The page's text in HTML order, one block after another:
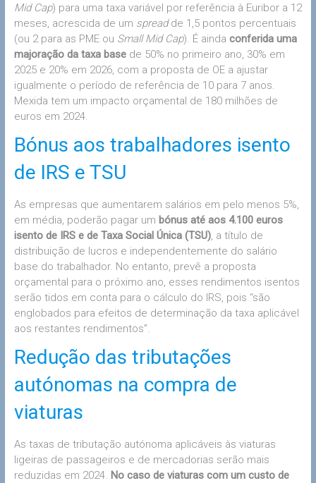
Mid Cap) para uma taxa variável por referência à Euribor a 12
meses, acrescida de um spreadde 1,5 pontos percentuais
(ou 2 para as PME ou Small Mid Cap). É ainda conferida uma
majoração da taxa basede 50% no primeiro ano, 30% em
2025 e 20% em 2026, com a proposta de OE a ajustar
igualmente o período de referência de 10 para 7 anos.
Mexida tem um impacto orçamental de 180 milhões de
euros em 2024.
Bónus aos trabalhadores isento
de IRS e TSU
As empresas que aumentarem salários em pelo menos 5%,
em média, poderão pagar um bónus até aos 4.100 euros
isento de IRS e de Taxa Social Única (TSU), a título de
distribuição de lucros e independentemente do salário
base do trabalhador. No entanto, prevê a proposta
orçamental para o próximo ano, esses rendimentos isentos
serão tidos em conta para o cálculo do IRS, pois “são
englobados para efeitos de determinação da taxa aplicável
aos restantes rendimentos”.
Redução das tributações
autónomas na compra de
viaturas
As taxas de tributação autónoma aplicáveis às viaturas
ligeiras de passageiros e de mercadorias serão mais
reduzidas em 2024. No caso de viaturas com um custo de